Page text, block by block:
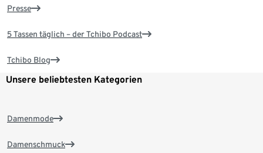
Presse
5 Tassen täglich – der Tchibo Podcast
Tchibo Blog
Unsere beliebtesten Kategorien
Damenmode
Damenschmuck